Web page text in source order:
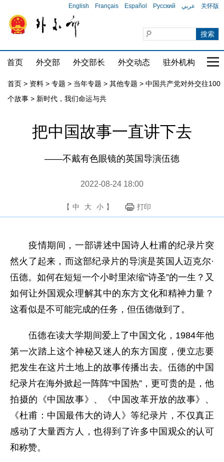
English Français Español Русский عربي 关怀版
首页 外交部 外交部长 外交动态 驻外机构 国
首页 > 资料 > 专题 > 当年专题 > 其他专题 > 中国共产党对外交往100
个故事 > 新时代，我们命运与共
​把中国故事一直讲下去
——不戴有色眼镜的英国导演伍德
2022-08-24 18:00
【 中 大 小 】 打印
疫情期间，一部讲述中国诗人杜甫的纪录片突
然火了起来，而这部纪录片的导演是英国人迈克尔·
伍德。如何在短短一个小时里浓缩“诗圣”的一生？又
如何让外国观众理解其中的东方文化和精神力量？
这看似是不可能完成的任务，但伍德做到了。
伍德在读大学期间爱上了中国文化，1984年他
第一次踏上这个神秘又迷人的东方国度，便立志要
把发生在这片土地上的故事传播出去。伍德的中国
纪录片在海外掀起一阵阵“中国热”，更可贵的是，他
拍摄的《中国故事》、《中国改革开放的故事》、
《杜甫：中国最伟大的诗人》等纪录片，不仅真正
感动了大量西方人，也得到了许多中国观众的认可
和称赞。